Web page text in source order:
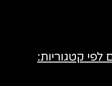
לפי קטגוריות: